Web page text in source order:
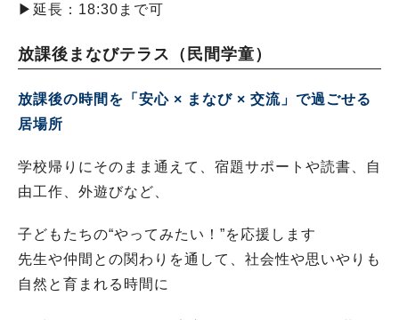
▶︎延長：18:30まで可
放課後まなびテラス（民間学童）
放課後の時間を「安心 × まなび × 交流」で過ごせる
居場所
学校帰りにそのまま通えて、宿題サポートや読書、自
由工作、外遊びなど、
子どもたちの“やってみたい！”を応援します
先生や仲間との関わりを通して、社会性や思いやりも
自然と育まれる時間に